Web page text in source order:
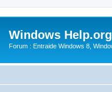
Windows Help.org
Forum : Entraide Windows 8,